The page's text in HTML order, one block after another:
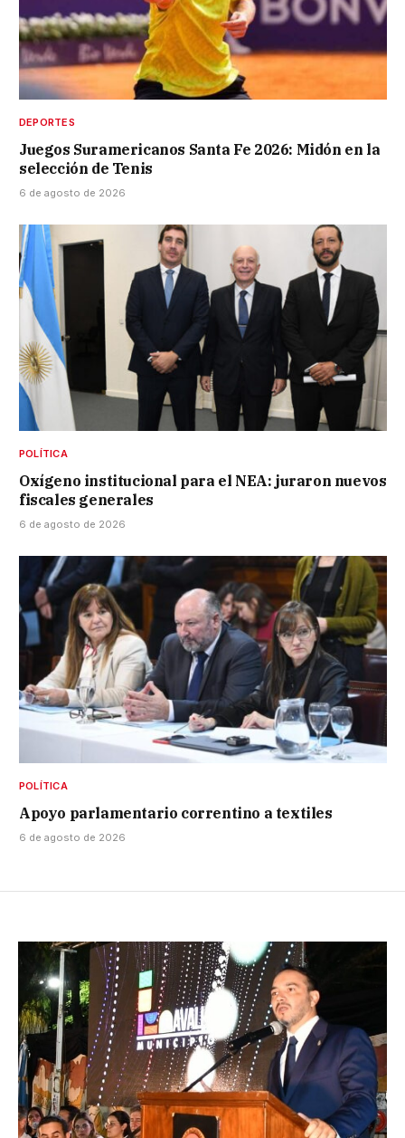
DEPORTES
Juegos Suramericanos Santa Fe 2026: Midón en la
selección de Tenis
6 de agosto de 2026
POLÍTICA
Oxígeno institucional para el NEA: juraron nuevos
fiscales generales
6 de agosto de 2026
POLÍTICA
Apoyo parlamentario correntino a textiles
6 de agosto de 2026